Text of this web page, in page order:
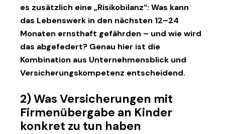
es zusätzlich eine „Risikobilanz“: Was kann
das Lebenswerk in den nächsten 12–24
Monaten ernsthaft gefährden – und wie wird
das abgefedert? Genau hier ist die
Kombination aus Unternehmensblick und
Versicherungskompetenz entscheidend.
2) Was Versicherungen mit
Firmenübergabe an Kinder
konkret zu tun haben